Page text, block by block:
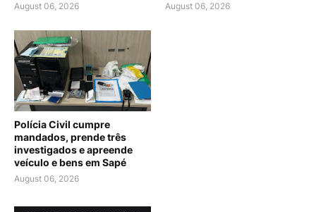
August 06, 2026 August 06, 2026
Polícia Civil cumpre
mandados, prende três
investigados e apreende
veículo e bens em Sapé
August 06, 2026